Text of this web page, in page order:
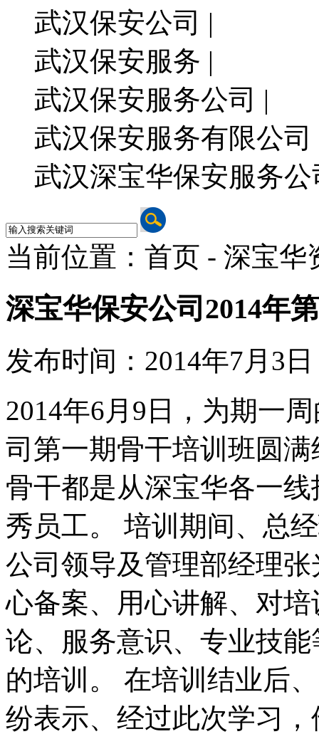
武汉保安公司 |
武汉保安服务 |
武汉保安服务公司 |
武汉保安服务有限公司
武汉深宝华保安服务公
当前位置：首页 - 深宝
深宝华保安公司2014年
发布时间：2014年7月3
2014年6月9日，为期一
司第一期骨干培训班圆
骨干都是从深宝华各一
秀员工。 培训期间、总
公司领导及管理部经理
心备案、用心讲解、对
论、服务意识、专业技
的培训。 在培训结业后
纷表示、经过此次学习